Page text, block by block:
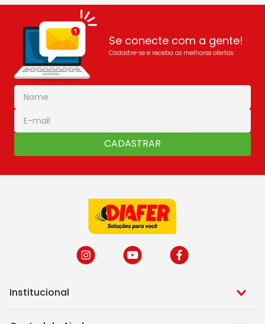
Se conecte com a gente!
Cadastre-se e receba as melhores ofertas:
CADASTRAR
Institucional